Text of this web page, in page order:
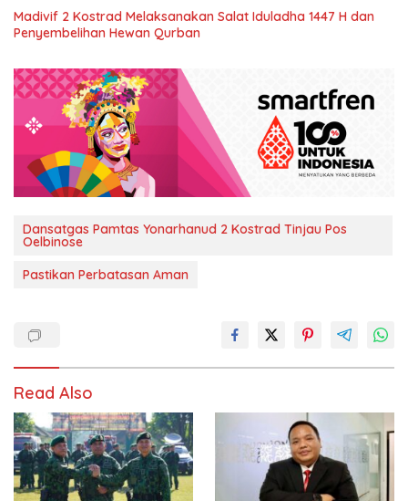
Madivif 2 Kostrad Melaksanakan Salat Iduladha 1447 H dan
Penyembelihan Hewan Qurban
Dansatgas Pamtas Yonarhanud 2 Kostrad Tinjau Pos
Oelbinose
Pastikan Perbatasan Aman
Read Also